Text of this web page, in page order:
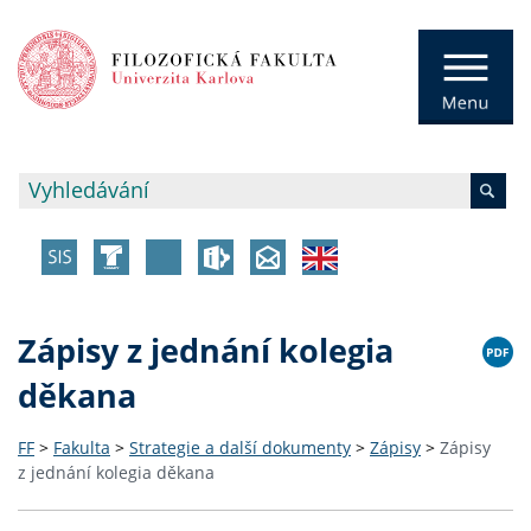
Zápisy z jednání kolegia
děkana
FF > Fakulta > Strategie a další dokumenty > Zápisy > Zápisy
z jednání kolegia děkana